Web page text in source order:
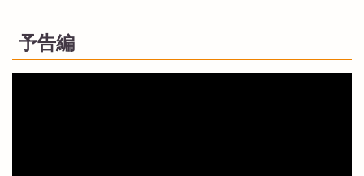
予告編